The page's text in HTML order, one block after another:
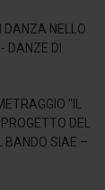
DANZA NELLO
DANZE DI
"IL
DEL
BANDO SIAE –